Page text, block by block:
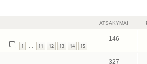
ATSAKYMAI
1 … 11 12 13 14 15
146
327